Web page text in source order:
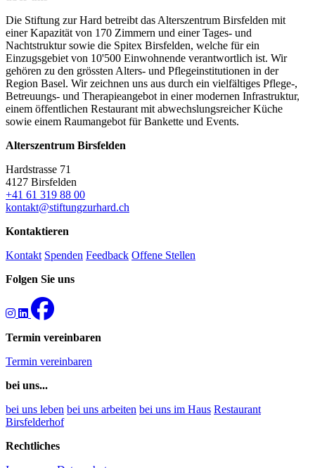
Die Stiftung zur Hard betreibt das Alterszentrum Birsfelden mit
einer Kapazität von 170 Zimmern und einer Tages- und
Nachtstruktur sowie die Spitex Birsfelden, welche für ein
Einzugsgebiet von 10'500 Einwohnende verantwortlich ist. Wir
gehören zu den grössten Alters- und Pflegeinstitutionen in der
Region Basel. Wir zeichnen uns aus durch ein vielfältiges Pflege-,
Betreuungs- und Therapieangebot in einer modernen Infrastruktur,
einem öffentlichen Restaurant mit abwechslungsreicher Küche
sowie einem Raumangebot für Bankette und Events.
Alterszentrum Birsfelden
Hardstrasse 71
4127 Birsfelden
+41 61 319 88 00
kontakt@stiftungzurhard.ch
Kontaktieren
Kontakt Spenden Feedback Offene Stellen
Folgen Sie uns
Termin vereinbaren
Termin vereinbaren
bei uns...
bei uns leben bei uns arbeiten bei uns im Haus Restaurant
Birsfelderhof
Rechtliches